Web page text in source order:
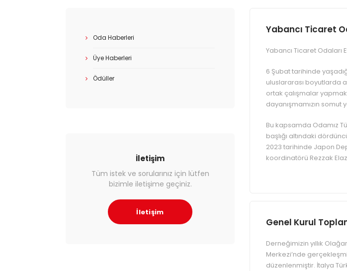
Oda Haberleri
Üye Haberleri
Ödüller
İletişim
Tüm istek ve sorularınız için lütfen
bizimle iletişime geçiniz.
İletişim
Yabancı Ticaret
Yabancı Ticaret Odaları
6 Şubat tarihinde
uluslararası boyutlarda
ortak çalışmalar
dayanışmamızın somut
Bu kapsamda Odamız
başlığı altındaki
2023 tarihinde Japon
koordinatörü Rezzak
Genel Kurul
Derneğimizin yıllık
Merkezi’nde
düzenlenmiştir. İtalya